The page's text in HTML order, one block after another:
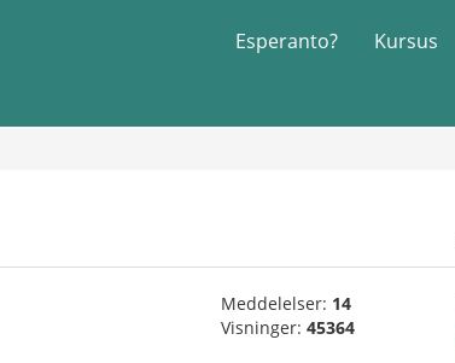
Esperanto? Kursus
Meddelelser: 14
Visninger: 45364